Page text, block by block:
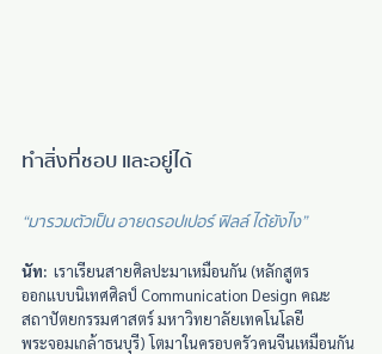
ทำสิ่งที่ชอบ และอยู่ได้
“มารวมตัวเป็น อายดรอปเปอร์ ฟิลล์ ได้ยังไง”
นัท: เราเรียนสายศิลปะมาเหมือนกัน (หลักสูตร
ออกแบบนิเทศศิลป์ Communication Design คณะ
สถาปัตยกรรมศาสตร์ มหาวิทยาลัยเทคโนโลยี
พระจอมเกล้าธนบุรี) โตมาในครอบครัวคนจีนเหมือนกัน